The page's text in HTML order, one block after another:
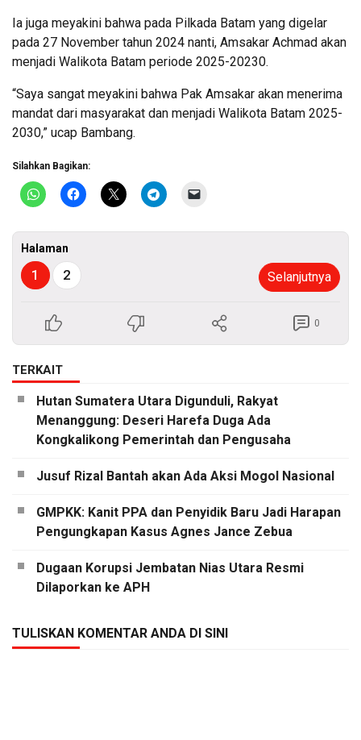
Ia juga meyakini bahwa pada Pilkada Batam yang digelar
pada 27 November tahun 2024 nanti, Amsakar Achmad akan
menjadi Walikota Batam periode 2025-20230.
“Saya sangat meyakini bahwa Pak Amsakar akan menerima
mandat dari masyarakat dan menjadi Walikota Batam 2025-
2030,” ucap Bambang.
Silahkan Bagikan:
Halaman
1 2 Selanjutnya
0
TERKAIT
Hutan Sumatera Utara Digunduli, Rakyat
Menanggung: Deseri Harefa Duga Ada
Kongkalikong Pemerintah dan Pengusaha
Jusuf Rizal Bantah akan Ada Aksi Mogol Nasional
GMPKK: Kanit PPA dan Penyidik Baru Jadi Harapan
Pengungkapan Kasus Agnes Jance Zebua
Dugaan Korupsi Jembatan Nias Utara Resmi
Dilaporkan ke APH
TULISKAN KOMENTAR ANDA DI SINI